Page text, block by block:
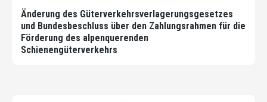
Änderung des Güterverkehrsverlagerungsgesetzes
und Bundesbeschluss über den Zahlungsrahmen für die
Förderung des alpenquerenden
Schienengüterverkehrs